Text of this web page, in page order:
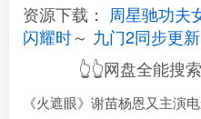
资源下载： 周星驰功夫
闪耀时～ 九门2同步更新
👆👆网盘全能搜
《火遮眼》谢苗杨恩又主演